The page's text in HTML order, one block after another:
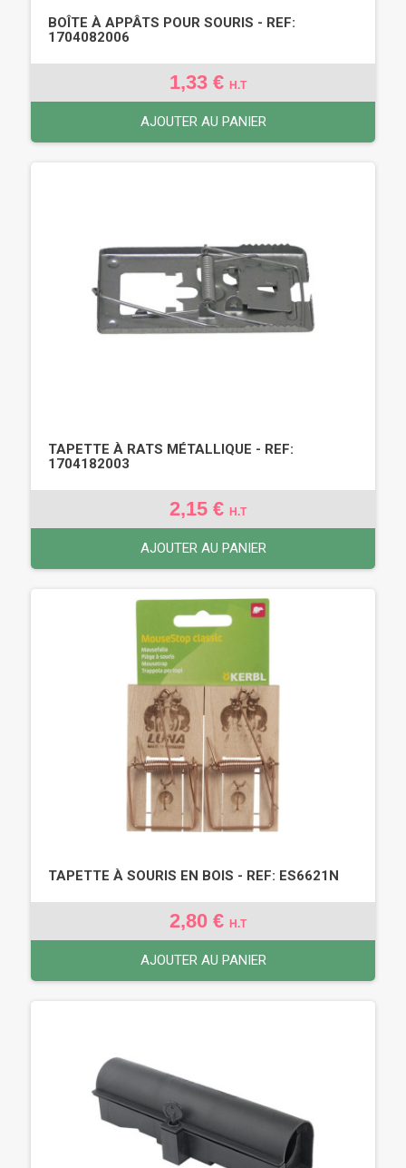
BOÎTE À APPÂTS POUR SOURIS - REF:
1704082006
1,33 € H.T
AJOUTER AU PANIER
TAPETTE À RATS MÉTALLIQUE - REF:
1704182003
2,15 € H.T
AJOUTER AU PANIER
TAPETTE À SOURIS EN BOIS - REF: ES6621N
2,80 € H.T
AJOUTER AU PANIER